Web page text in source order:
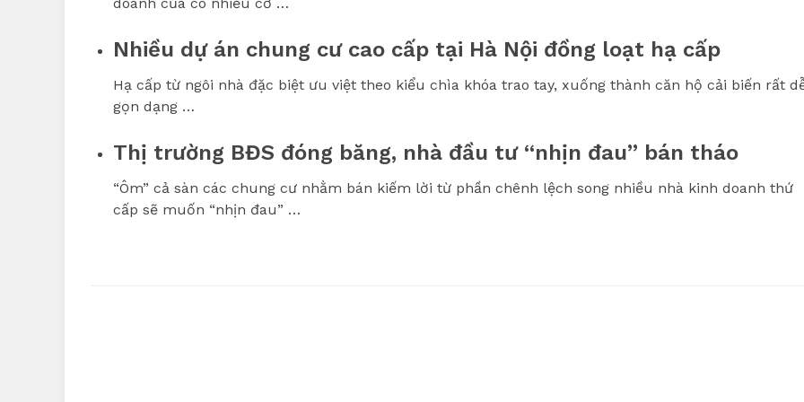
Nhiều dự án chung cư cao cấp tại Hà Nội đồng loạt hạ cấp
Hạ cấp từ ngôi nhà đặc biệt ưu việt theo kiểu chìa khóa trao tay, xuống thành căn hộ cải biến rất
gọn dạng …
Thị trường BĐS đóng băng, nhà đầu tư “nhịn đau” bán tháo
“Ôm” cả sàn các chung cư nhằm bán kiếm lời từ phần chênh lệch song nhiều nhà kinh doanh thứ
cấp sẽ muốn “nhịn đau” …